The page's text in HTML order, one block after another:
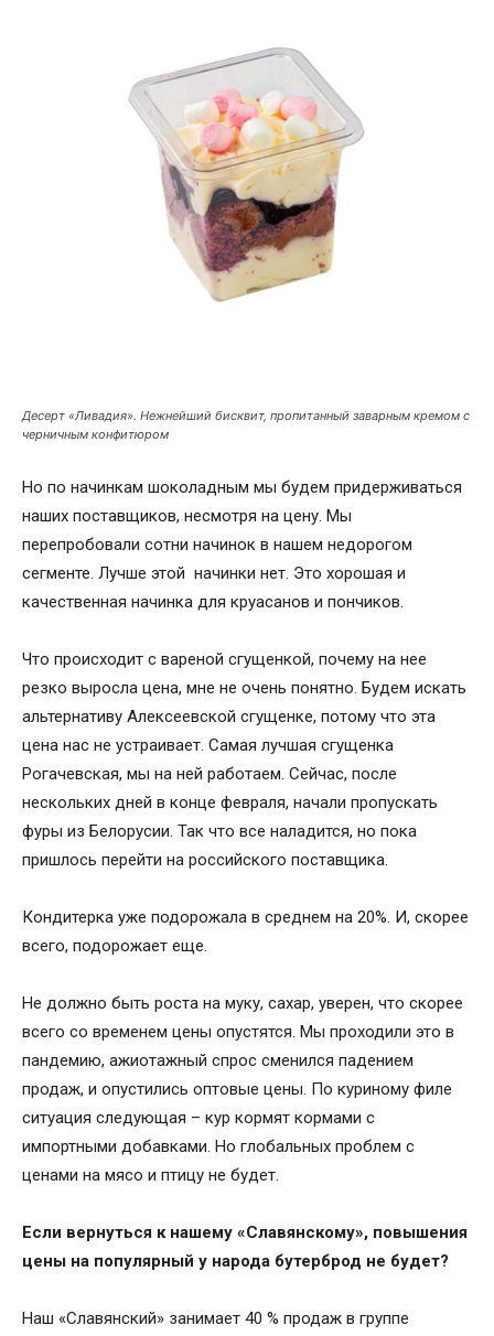
Десерт «Ливадия». Нежнейший бисквит, пропитанный заварным кремом с
черничным конфитюром
Но по начинкам шоколадным мы будем придерживаться
наших поставщиков, несмотря на цену. Мы
перепробовали сотни начинок в нашем недорогом
сегменте. Лучше этой начинки нет. Это хорошая и
качественная начинка для круасанов и пончиков.
Что происходит с вареной сгущенкой, почему на нее
резко выросла цена, мне не очень понятно. Будем искать
альтернативу Алексеевской сгущенке, потому что эта
цена нас не устраивает. Самая лучшая сгущенка
Рогачевская, мы на ней работаем. Сейчас, после
нескольких дней в конце февраля, начали пропускать
фуры из Белорусии. Так что все наладится, но пока
пришлось перейти на российского поставщика.
Кондитерка уже подорожала в среднем на 20%. И, скорее
всего, подорожает еще.
Не должно быть роста на муку, сахар, уверен, что скорее
всего со временем цены опустятся. Мы проходили это в
пандемию, ажиотажный спрос сменился падением
продаж, и опустились оптовые цены. По куриному филе
ситуация следующая – кур кормят кормами с
импортными добавками. Но глобальных проблем с
ценами на мясо и птицу не будет.
Если вернуться к нашему «Славянскому», повышения
цены на популярный у народа бутерброд не будет?
Наш «Славянский» занимает 40 % продаж в группе